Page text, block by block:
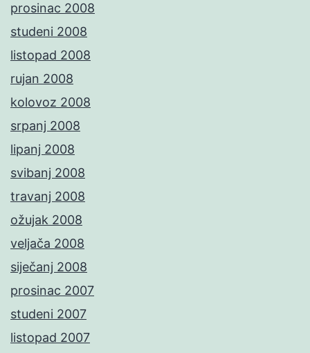
prosinac 2008
studeni 2008
listopad 2008
rujan 2008
kolovoz 2008
srpanj 2008
lipanj 2008
svibanj 2008
travanj 2008
ožujak 2008
veljača 2008
siječanj 2008
prosinac 2007
studeni 2007
listopad 2007